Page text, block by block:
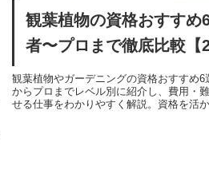
観葉植物の資格おすすめ
者〜プロまで徹底比較【
観葉植物やガーデニングの資格おすすめ
からプロまでレベル別に紹介し、費用・
せる仕事をわかりやすく解説。資格を活